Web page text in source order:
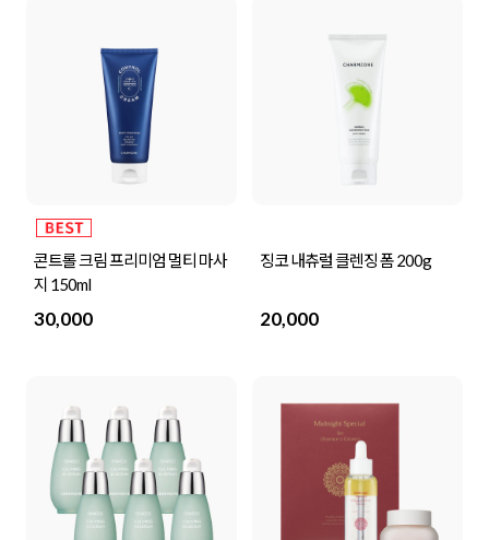
콘트롤 크림 프리미엄 멀티 마사
지 150ml
30,000
징코 내츄럴 클렌징 폼 200g
20,000